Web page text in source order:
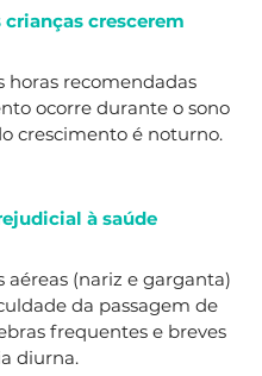
crianças crescerem
horas recomendadas
ocorre durante o sono
crescimento é noturno.
à saúde
aéreas (nariz e garganta)
da passagem de
frequentes e breves
diurna.